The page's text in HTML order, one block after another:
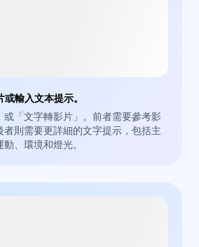
輸入文本提示。
「文字轉影片」。前者需要參考影
者則需要更詳細的文字提示，包括主
、環境和燈光。